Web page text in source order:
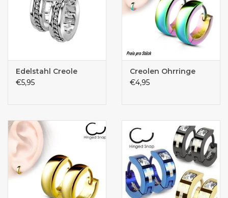
Edelstahl Creole
€5,95
Creolen Ohrringe
€4,95